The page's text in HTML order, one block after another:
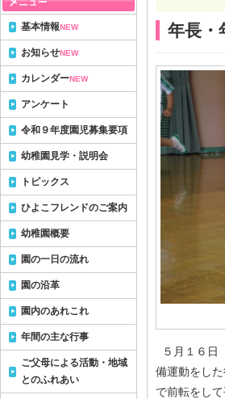
年長・
５月１６日
備運動をし
で前転をし
基本情報NEW
お知らせNEW
カレンダーNEW
アンケート
令和９年度園児募集要項
幼稚園見学・説明会
トピックス
ひよこフレンドのご案内
幼稚園概要
園の一日の流れ
園の沿革
園内のあれこれ
年間の主な行事
ご父母による活動・地域
とのふれあい